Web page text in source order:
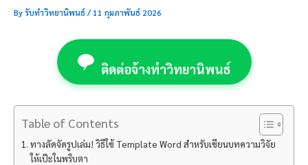
Byรับทำวิทยานิพนธ์/11 กุมภาพันธ์ 2026
ติดต่อจ้างทำวิทยานิพนธ์
Table of Contents
ทางลัดจัดรูปเล่ม! วิธีใช้ Template Word สำหรับเขียนบทความวิจัย
ให้เป๊ะในพริบตา